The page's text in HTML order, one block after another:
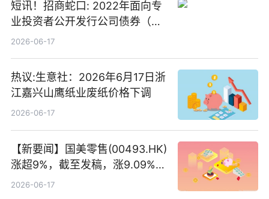
短讯！招商蛇口: 2022年面向专
业投资者公开发行公司债券（第
二期）（品种二）2026年付息公
2026-06-17
热议:生意社：2026年6月17日浙
江嘉兴山鹰纸业废纸价格下调
2026-06-17
【新要闻】国美零售(00493.HK)
涨超9%，截至发稿，涨9.09%，
报0.012港元，成交额37.26万港
2026-06-17